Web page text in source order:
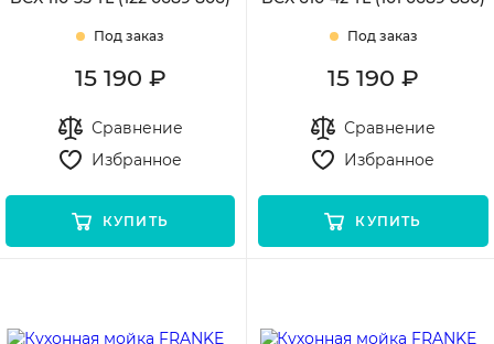
Под заказ
15 190 ₽
Сравнение
Избранное
КУПИТЬ
Под заказ
15 190 ₽
Сравнение
Избранное
КУПИТЬ